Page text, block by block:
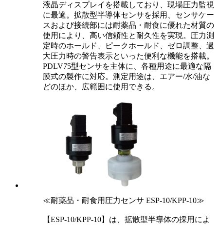
液晶ディスプレイを搭載しており、現場圧力監視
に最適。拡散型半導体センサを採用、センサケー
スおよび接続部には耐薬品・耐食に優れた材質の
使用により、高い信頼性と耐久性を実現。圧力測
定時のホールド、ピークホールド、ゼロ調整、過
大圧力時の警告表示といった便利な機能を搭載。
PDLV75型センサを主体に、各種用途に最適な隔
膜式の製作に対応。測定用途は、エアー/水/油な
どのほか、広範囲に使用できる。
≪耐薬品・耐食用圧力センサ ESP-10/KPP-10≫
【ESP-10/KPP-10】は、拡散型半導体の採用によ